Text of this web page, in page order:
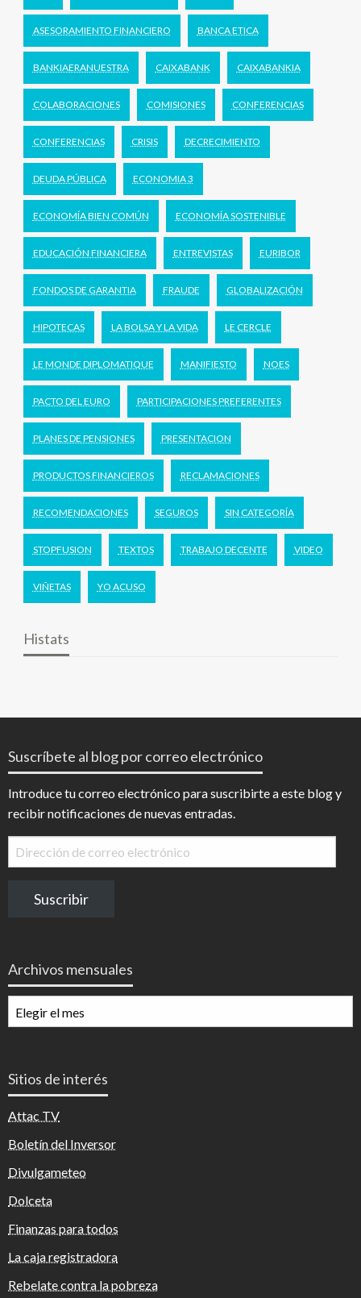
ASESORAMIENTO FINANCIERO BANCA ETICA
BANKIAERANUESTRA CAIXABANK CAIXABANKIA
COLABORACIONES COMISIONES CONFERENCIAS
CONFERENCIAS CRISIS DECRECIMIENTO
DEUDA PÚBLICA ECONOMIA 3
ECONOMÍA BIEN COMÚN ECONOMÍA SOSTENIBLE
EDUCACIÓN FINANCIERA ENTREVISTAS EURIBOR
FONDOS DE GARANTIA FRAUDE GLOBALIZACIÓN
HIPOTECAS LA BOLSA Y LA VIDA LE CERCLE
LE MONDE DIPLOMATIQUE MANIFIESTO NOES
PACTO DEL EURO PARTICIPACIONES PREFERENTES
PLANES DE PENSIONES PRESENTACION
PRODUCTOS FINANCIEROS RECLAMACIONES
RECOMENDACIONES SEGUROS SIN CATEGORÍA
STOPFUSION TEXTOS TRABAJO DECENTE VIDEO
VIÑETAS YO ACUSO
Histats
Suscríbete al blog por correo electrónico
Introduce tu correo electrónico para suscribirte a este blog y
recibir notificaciones de nuevas entradas.
Dirección
de
electrónico
Suscribir
Archivos mensuales
mensuales
Sitios de interés
Attac TV
Boletín del Inversor
Divulgameteo
Dolceta
Finanzas para todos
La caja registradora
Rebelate contra la pobreza